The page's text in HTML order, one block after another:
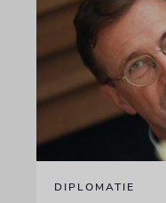
DIPLOMATIE